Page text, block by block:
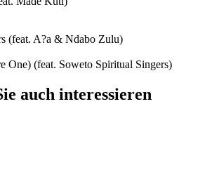
(feat. A?a & Ndabo Zulu)
One) (feat. Soweto Spiritual Singers)
auch interessieren